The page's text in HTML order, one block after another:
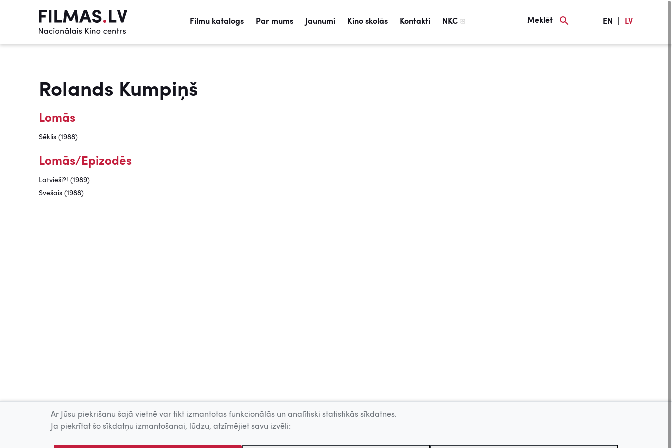
Filmu katalogs Par mums Jaunumi Kino skolās Kontakti NKC Meklēt EN LV
Rolands Kumpiņš
Lomās
Sēklis (1988)
Lomās/Epizodēs
Latvieši?! (1989)
Svešais (1988)
Ar Jūsu piekrišanu šajā vietnē var tikt izmantotas funkcionālās un analītiski statistikās sīkdatnes.
Ja piekrītat šo sīkdatņu izmantošanai, lūdzu, atzīmējiet savu izvēli: